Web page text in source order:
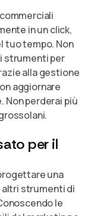
in un click,
tuo tempo. Non
strumenti per
alla gestione
aggiornare
perderai più
per il
una
strumenti di
le